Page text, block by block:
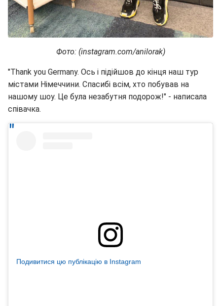
Фото: (instagram.com/anilorak)
"Thank you Germany. Ось і підійшов до кінця наш тур
містами Німеччини. Спасибі всім, хто побував на
нашому шоу. Це була незабутня подорож!" - написала
співачка.
Подивитися цю публікацію в Instagram